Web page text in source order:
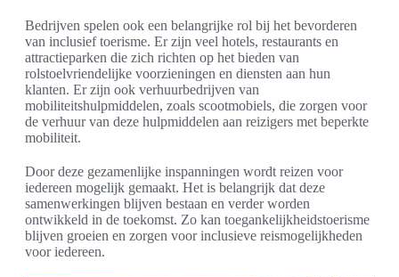
Bedrijven spelen ook een belangrijke rol bij het bevorderen
van inclusief toerisme. Er zijn veel hotels, restaurants en
attractieparken die zich richten op het bieden van
rolstoelvriendelijke voorzieningen en diensten aan hun
klanten. Er zijn ook verhuurbedrijven van
mobiliteitshulpmiddelen, zoals scootmobiels, die zorgen voor
de verhuur van deze hulpmiddelen aan reizigers met beperkte
mobiliteit.
Door deze gezamenlijke inspanningen wordt reizen voor
iedereen mogelijk gemaakt. Het is belangrijk dat deze
samenwerkingen blijven bestaan en verder worden
ontwikkeld in de toekomst. Zo kan toegankelijkheidstoerisme
blijven groeien en zorgen voor inclusieve reismogelijkheden
voor iedereen.